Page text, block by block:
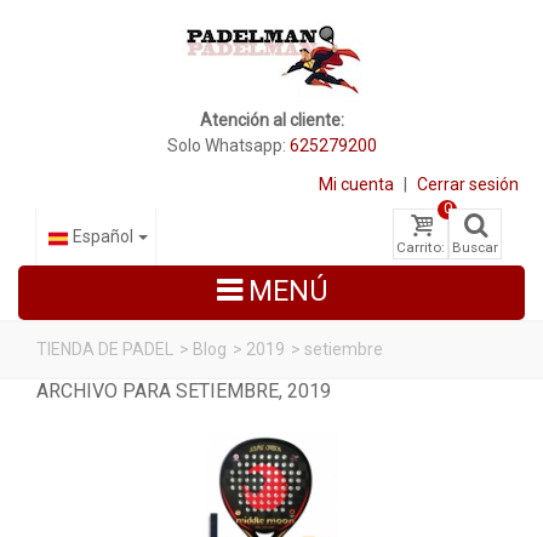
Atención al cliente:
Solo Whatsapp: 625279200
Mi cuenta Cerrar sesión
Carrito:
0
Buscar
Español
MENÚ
PALAS DE PADEL
TIENDA DE PADEL > Blog > 2019 > setiembre
ARCHIVO PARA SETIEMBRE, 2019